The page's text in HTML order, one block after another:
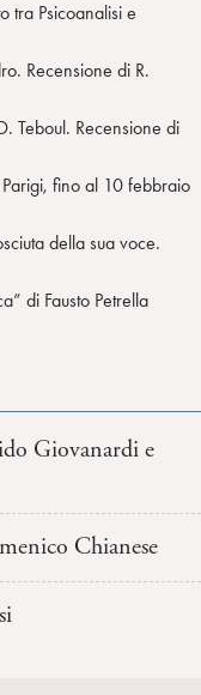
tra Psicoanalisi e
Recensione di R.
Teboul. Recensione di
Parigi, fino al 10 febbraio
della sua voce.
di Fausto Petrella
Giovanardi e
Chianese